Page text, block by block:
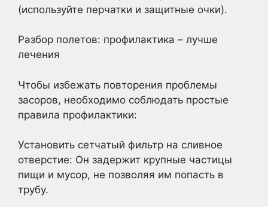
(используйте перчатки и защитные очки).
Разбор полетов: профилактика – лучше
лечения
Чтобы избежать повторения проблемы
засоров, необходимо соблюдать простые
правила профилактики:
Установить сетчатый фильтр на сливное
отверстие: Он задержит крупные частицы
пищи и мусор, не позволяя им попасть в
трубу.